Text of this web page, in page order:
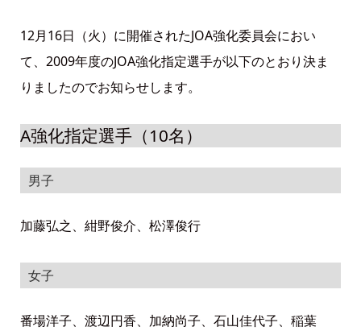
12月16日（火）に開催されたJOA強化委員会におい
て、2009年度のJOA強化指定選手が以下のとおり決ま
りましたのでお知らせします。
A強化指定選手（10名）
男子
加藤弘之、紺野俊介、松澤俊行
女子
番場洋子、渡辺円香、加納尚子、石山佳代子、稲葉